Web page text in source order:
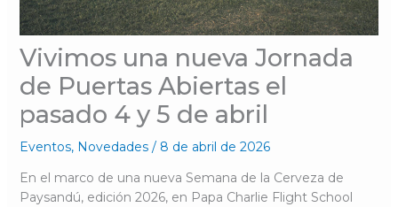
Vivimos una nueva Jornada
de Puertas Abiertas el
pasado 4 y 5 de abril
Eventos, Novedades/ 8 de abril de 2026
En el marco de una nueva Semana de la Cerveza de
Paysandú, edición 2026, en Papa Charlie Flight School